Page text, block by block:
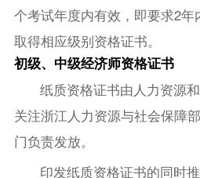
个考试年度内有效，即要求2
取得相应级别资格证书。
初级、中级经济师资格证书
纸质资格证书由人力资源
关注浙江人力资源与社会保障
门负责发放。
印发纸质资格证书的同时